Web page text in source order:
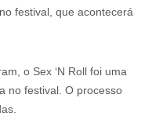
festival, que acontecerá
o Sex ‘N Roll foi uma
no festival. O processo